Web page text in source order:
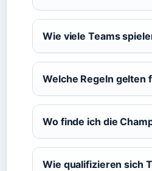
Wie viele Teams
Welche Regeln gelten
Wo finde ich die
Wie qualifizieren sich